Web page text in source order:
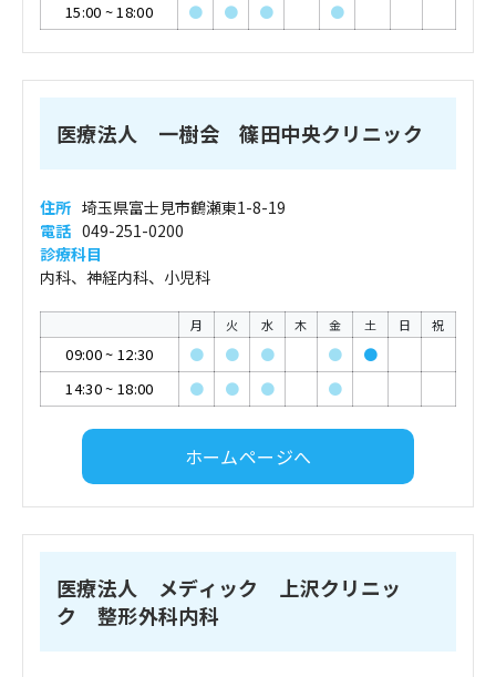
15:00 ~18:00 ● ● ● ●
医療法人 一樹会 篠田中央クリニック
住所 埼玉県富士見市鶴瀬東1-8-19
電話 049-251-0200
診療科目
内科、神経内科、小児科
月 火 水 木 金 土 日 祝
09:00~ 12:30 ● ● ● ●
●
14:30~ 18:00 ● ● ● ●
ホームページへ
医療法人 メディック 上沢クリニッ
ク 整形外科内科